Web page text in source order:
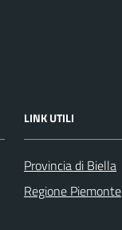
LINK UTILI
Provincia di Biella
Regione Piemonte